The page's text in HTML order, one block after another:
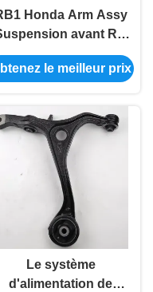
Honda Arm Assy
avant RH
51350-Sfe-000 OEM
le meilleur prix
Le système
d'alimentation de